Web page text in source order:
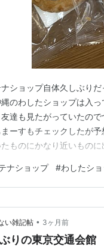
ショップ自体久しぶり
のわしたショップは入
友達も見たがっていたの
ーすもチェックしたが
ものにかなり近いものに
ナショップ #わしたシ
い雑記帖 • 3ヶ月前
りの東京交通会館